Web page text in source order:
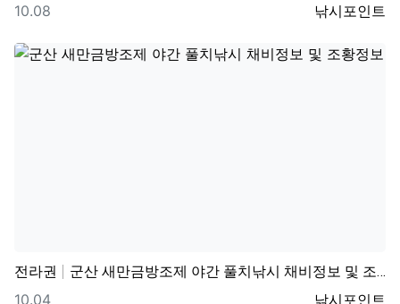
등록자
낚시포인트
등록일
10.08
전라권 군산 새만금방조제 야간 풀치낚시 채비정보 및 조황정보
등록자
낚시포인트
등록일
10.04